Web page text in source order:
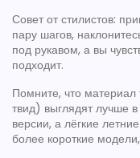
Совет от стилистов:
пару шагов,
под рукавом, а вы
подходит.
Помните, что
твид) выглядят лучше
версии, а лёгкие
более короткие